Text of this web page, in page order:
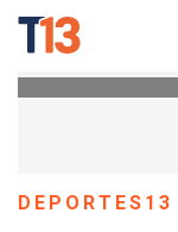
DEPORTES13